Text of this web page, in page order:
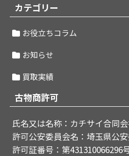
カテゴリー
お役立ちコラム
お知らせ
買取実績
古物商許可
氏名又は名称：カチサイ合同
許可公安委員会名：埼玉県公
許可証番号：第431310066296